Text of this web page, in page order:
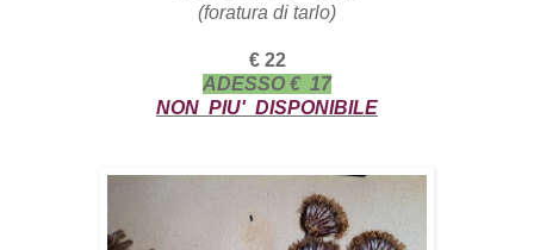
(foratura di tarlo)
€ 22
ADESSO € 17
NON PIU' DISPONIBILE